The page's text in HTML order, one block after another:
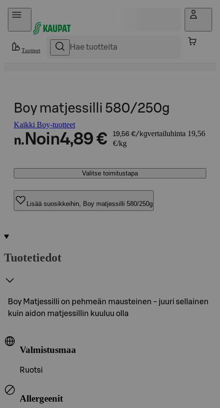
Hyppää sisältöön
Tuotteet
Boy matjessilli 580/250g
Kaikki Boy-tuotteet
n. Noin4,89 € 19,56 €/kgvertailuhinta 19,56
€/kg
Valitse toimitustapa
Lisää suosikkeihin, Boy matjessilli 580/250g
Tuotetiedot
Boy Matjessilli on pehmeän mausteinen - juuri sellainen
kuin aidon matjessillin kuuluu olla
Valmistusmaa
Ruotsi
Allergeenit